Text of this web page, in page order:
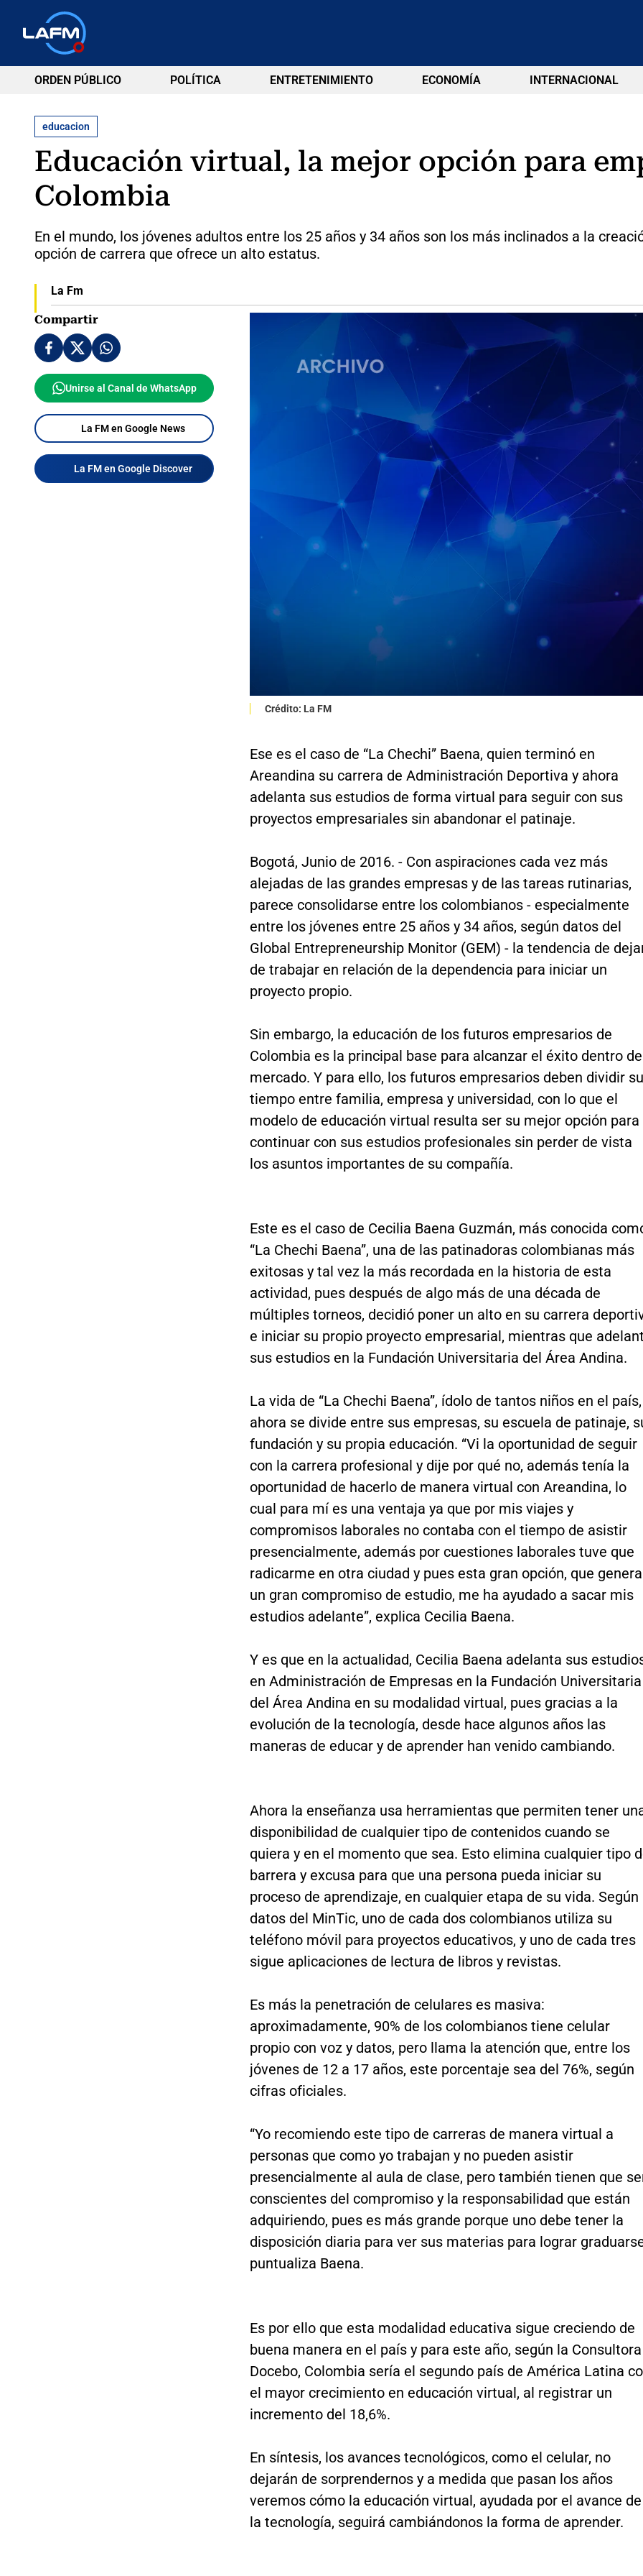
ORDEN PÚBLICO POLÍTICA ENTRETENIMIENTO ECONOMÍA INTERNACIONAL
educacion
Educación virtual, la mejor opción para
Colombia
En el mundo, los jóvenes adultos entre los 25 años y 34 años son los más inclinados a la
opción de carrera que ofrece un alto estatus.
La Fm
Compartir
Unirse al Canal de WhatsApp
La FM en Google News
La FM en Google Discover
Crédito: La FM
Ese es el caso de “La Chechi” Baena, quien terminó en
Areandina su carrera de Administración Deportiva y ahora
adelanta sus estudios de forma virtual para seguir con sus
proyectos empresariales sin abandonar el patinaje.
Bogotá, Junio de 2016. - Con aspiraciones cada vez más
alejadas de las grandes empresas y de las tareas rutinarias,
parece consolidarse entre los colombianos - especialmente
entre los jóvenes entre 25 años y 34 años, según datos del
Global Entrepreneurship Monitor (GEM) - la tendencia de
de trabajar en relación de la dependencia para iniciar un
proyecto propio.
Sin embargo, la educación de los futuros empresarios de
Colombia es la principal base para alcanzar el éxito dentro
mercado. Y para ello, los futuros empresarios deben dividir su
tiempo entre familia, empresa y universidad, con lo que el
modelo de educación virtual resulta ser su mejor opción para
continuar con sus estudios profesionales sin perder de vista
los asuntos importantes de su compañía.
Este es el caso de Cecilia Baena Guzmán, más conocida
“La Chechi Baena”, una de las patinadoras colombianas más
exitosas y tal vez la más recordada en la historia de esta
actividad, pues después de algo más de una década de
múltiples torneos, decidió poner un alto en su carrera
e iniciar su propio proyecto empresarial, mientras que
sus estudios en la Fundación Universitaria del Área Andina.
La vida de “La Chechi Baena”, ídolo de tantos niños en el país,
ahora se divide entre sus empresas, su escuela de patinaje,
fundación y su propia educación. “Vi la oportunidad de seguir
con la carrera profesional y dije por qué no, además tenía la
oportunidad de hacerlo de manera virtual con Areandina, lo
cual para mí es una ventaja ya que por mis viajes y
compromisos laborales no contaba con el tiempo de asistir
presencialmente, además por cuestiones laborales tuve que
radicarme en otra ciudad y pues esta gran opción, que genera
un gran compromiso de estudio, me ha ayudado a sacar mis
estudios adelante”, explica Cecilia Baena.
Y es que en la actualidad, Cecilia Baena adelanta sus
en Administración de Empresas en la Fundación Universitaria
del Área Andina en su modalidad virtual, pues gracias a la
evolución de la tecnología, desde hace algunos años las
maneras de educar y de aprender han venido cambiando.
Ahora la enseñanza usa herramientas que permiten tener
disponibilidad de cualquier tipo de contenidos cuando se
quiera y en el momento que sea. Esto elimina cualquier tipo
barrera y excusa para que una persona pueda iniciar su
proceso de aprendizaje, en cualquier etapa de su vida. Según
datos del MinTic, uno de cada dos colombianos utiliza su
teléfono móvil para proyectos educativos, y uno de cada tres
sigue aplicaciones de lectura de libros y revistas.
Es más la penetración de celulares es masiva:
aproximadamente, 90% de los colombianos tiene celular
propio con voz y datos, pero llama la atención que, entre los
jóvenes de 12 a 17 años, este porcentaje sea del 76%, según
cifras oficiales.
“Yo recomiendo este tipo de carreras de manera virtual a
personas que como yo trabajan y no pueden asistir
presencialmente al aula de clase, pero también tienen que
conscientes del compromiso y la responsabilidad que están
adquiriendo, pues es más grande porque uno debe tener la
disposición diaria para ver sus materias para lograr
puntualiza Baena.
Es por ello que esta modalidad educativa sigue creciendo de
buena manera en el país y para este año, según la Consultora
Docebo, Colombia sería el segundo país de América Latina
el mayor crecimiento en educación virtual, al registrar un
incremento del 18,6%.
En síntesis, los avances tecnológicos, como el celular, no
dejarán de sorprendernos y a medida que pasan los años
veremos cómo la educación virtual, ayudada por el avance de
la tecnología, seguirá cambiándonos la forma de aprender.